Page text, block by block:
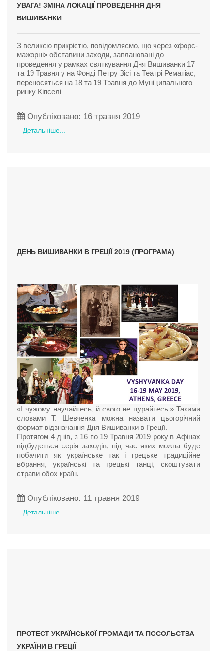
УВАГА! ЗМІНА ЛОКАЦІЇ ПРОВЕДЕННЯ ДНЯ
ВИШИВАНКИ
З великою прикрістю, повідомляємо, що через «форс-
мажорні» обставини заходи, заплановані до
проведення у рамках святкування Дня Вишиванки 17
та 19 Травня у на Фонді Петру Зісі та Театрі Рематіас,
переносяться на 18 та 19 Травня до Муніципального
ринку Кіпселі.
Опубліковано: 16 травня 2019
Детальніше...
ДЕНЬ ВИШИВАНКИ В ГРЕЦІЇ 2019 (ПРОГРАМА)
«І чужому научайтесь, й свого не цурайтесь.» Такими
словами Т. Шевченка можна назвати цьогорічний
формат відзначання Дня Вишиванки в Греції.
Протягом 4 днів, з 16 по 19 Травня 2019 року в Афінах
відбудеться серія заходів, під час яких можна буде
побачити як українське так і грецьке традиційне
вбрання, українські та грецькі танці, скоштувати
страви обох країн.
Опубліковано: 11 травня 2019
Детальніше...
ПРОТЕСТ УКРАЇНСЬКОЇ ГРОМАДИ ТА ПОСОЛЬСТВА
УКРАЇНИ В ГРЕЦІЇ